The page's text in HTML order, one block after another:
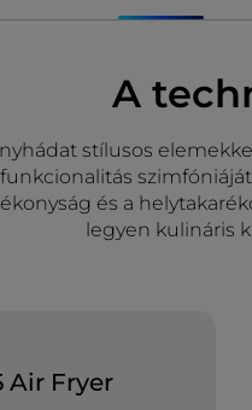
A
stílusos
és a
legyen kulináris
Air Fryer